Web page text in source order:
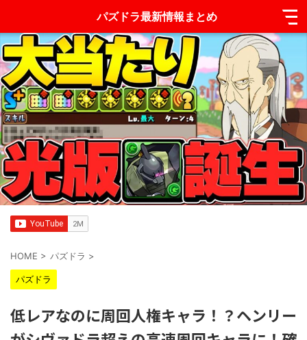
パズドラ最新情報まとめ
HOME > パズドラ >
パズドラ
低レアなのに周回人権キャラ！？ヘンリー